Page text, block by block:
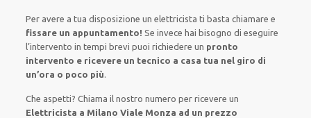
Per avere a tua disposizione un elettricistati basta chiamare e
fissare un appuntamento! Se invece hai bisogno dieseguire
l’intervento in tempi brevi puoi richiedere un pronto
intervento e ricevere un tecnico a casa tua nel giro di
un’ora o poco più.
Che aspetti? Chiama il nostro numero per ricevere un
Elettricista a Milano Viale Monza ad un prezzo